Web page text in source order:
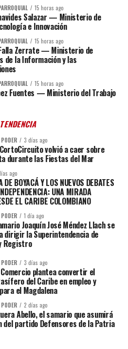
15 horas ago
Salazar — Ministerio de
e Innovación
15 horas ago
Zerrate — Ministerio de
de la Información y las
15 horas ago
Fuentes — Ministerio del Trabajo
TENDENCIA
3 días ago
volvió a caer sobre
durante las Fiestas del Mar
ago
DE BOYACÁ Y LOS NUEVOS DEBATES
UNA MIRADA
EL CARIBE COLOMBIANO
1 día ago
Joaquín José Méndez Llach se
dirigir la Superintendencia de
Registro
3 días ago
Comercio plantea convertir el
del Caribe en empleo y
el Magdalena
2 días ago
Abello, el samario que asumirá
del partido Defensores de la Patria